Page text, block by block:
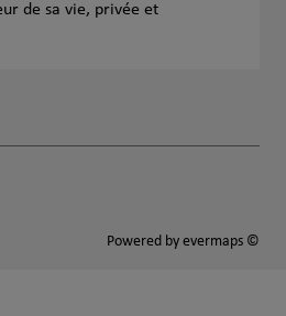
de sa vie, privée et
Powered by evermaps ©